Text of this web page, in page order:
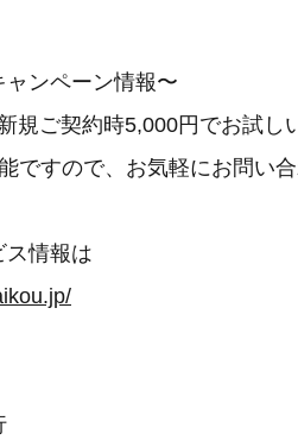
ンペーン情報〜
規ご契約時5,000円でお試し
ですので、お気軽にお問い合
ス情報は